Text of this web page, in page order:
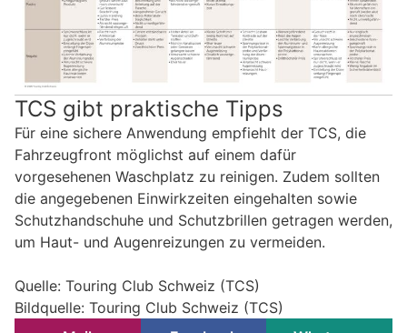
TCS gibt praktische Tipps
Für eine sichere Anwendung empfiehlt der TCS, die
Fahrzeugfront möglichst auf einem dafür
vorgesehenen Waschplatz zu reinigen. Zudem sollten
die angegebenen Einwirkzeiten eingehalten sowie
Schutzhandschuhe und Schutzbrillen getragen werden,
um Haut- und Augenreizungen zu vermeiden.
Quelle: Touring Club Schweiz (TCS)
Bildquelle: Touring Club Schweiz (TCS)